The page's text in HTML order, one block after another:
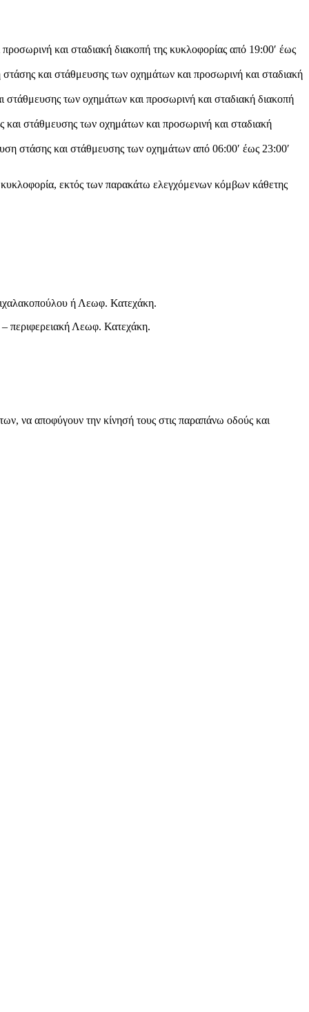
και σταδιακή διακοπή της κυκλοφορίας από 19:00′ έως
και στάθμευσης των οχημάτων και προσωρινή και σταδιακή
των οχημάτων και προσωρινή και σταδιακή διακοπή
στάθμευσης των οχημάτων και προσωρινή και σταδιακή
στάσης και στάθμευσης των οχημάτων από 06:00′ έως 23:00′
εκτός των παρακάτω ελεγχόμενων κόμβων κάθετης
ή Λεωφ. Κατεχάκη.
περιφερειακή Λεωφ. Κατεχάκη.
να αποφύγουν την κίνησή τους στις παραπάνω οδούς και